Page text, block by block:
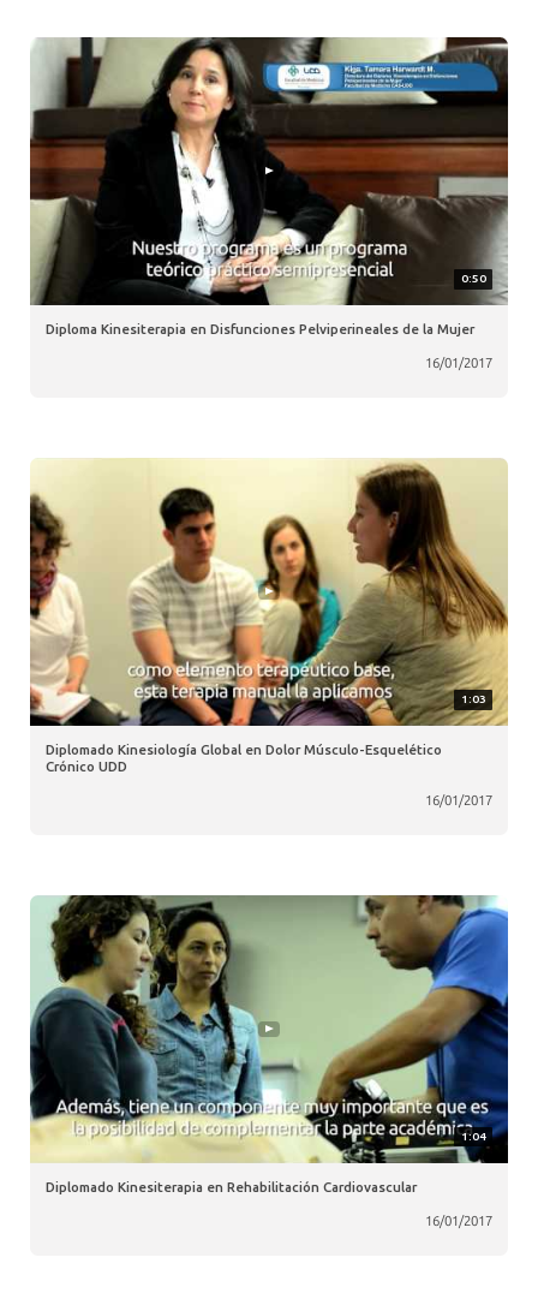
0:50
Diploma Kinesiterapia en Disfunciones Pelviperineales de la Mujer
16/01/2017
1:03
Diplomado Kinesiología Global en Dolor Músculo-Esquelético
Crónico UDD
16/01/2017
1:04
Diplomado Kinesiterapia en Rehabilitación Cardiovascular
16/01/2017